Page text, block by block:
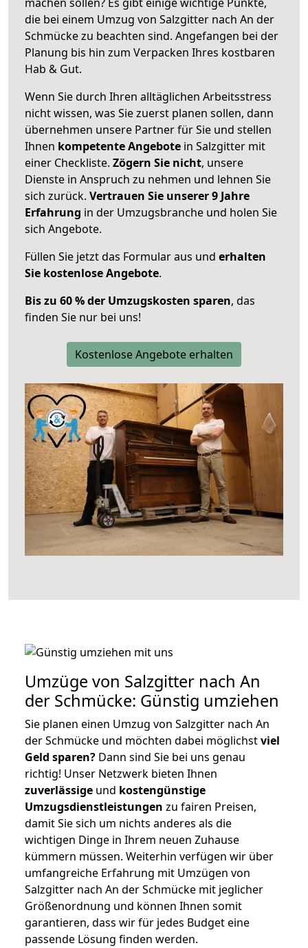
die bei einem Umzug von Salzgitter nach An der
Schmücke zu beachten sind. Angefangen bei der
Planung bis hin zum Verpacken Ihres kostbaren
Hab & Gut.
Wenn Sie durch Ihren alltäglichen Arbeitsstress
nicht wissen, was Sie zuerst planen sollen, dann
übernehmen unsere Partner für Sie und stellen
Ihnen kompetente Angebote in Salzgitter mit
einer Checkliste. Zögern Sie nicht, unsere
Dienste in Anspruch zu nehmen und lehnen Sie
sich zurück. Vertrauen Sie unserer 9 Jahre
Erfahrung in der Umzugsbranche und holen Sie
sich Angebote.
Füllen Sie jetzt das Formular aus und erhalten
Sie kostenlose Angebote.
Bis zu 60 % der Umzugskosten sparen, das
finden Sie nur bei uns!
Kostenlose Angebote erhalten
Umzüge von Salzgitter nach An
der Schmücke: Günstig umziehen
Sie planen einen Umzug von Salzgitter nach An
der Schmücke und möchten dabei möglichstviel
Geld sparen? Dann sind Sie bei uns genau
richtig! Unser Netzwerk bieten Ihnen
zuverlässige und kostengünstige
Umzugsdienstleistungen zu fairen Preisen,
damit Sie sich um nichts anderes als die
wichtigen Dinge in Ihrem neuen Zuhause
kümmern müssen. Weiterhin verfügen wir über
umfangreiche Erfahrung mit Umzügen von
Salzgitter nach An der Schmücke mit jeglicher
Größenordnung und können Ihnen somit
garantieren, dass wir für jedes Budget eine
passende Lösung finden werden.